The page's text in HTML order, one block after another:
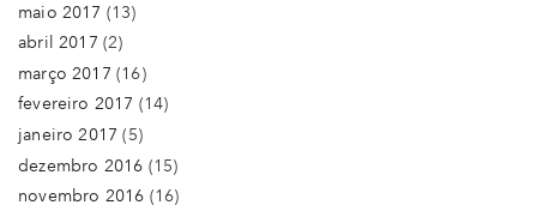
maio 2017 (13)
abril 2017 (2)
março 2017 (16)
fevereiro 2017 (14)
janeiro 2017 (5)
dezembro 2016 (15)
novembro 2016 (16)